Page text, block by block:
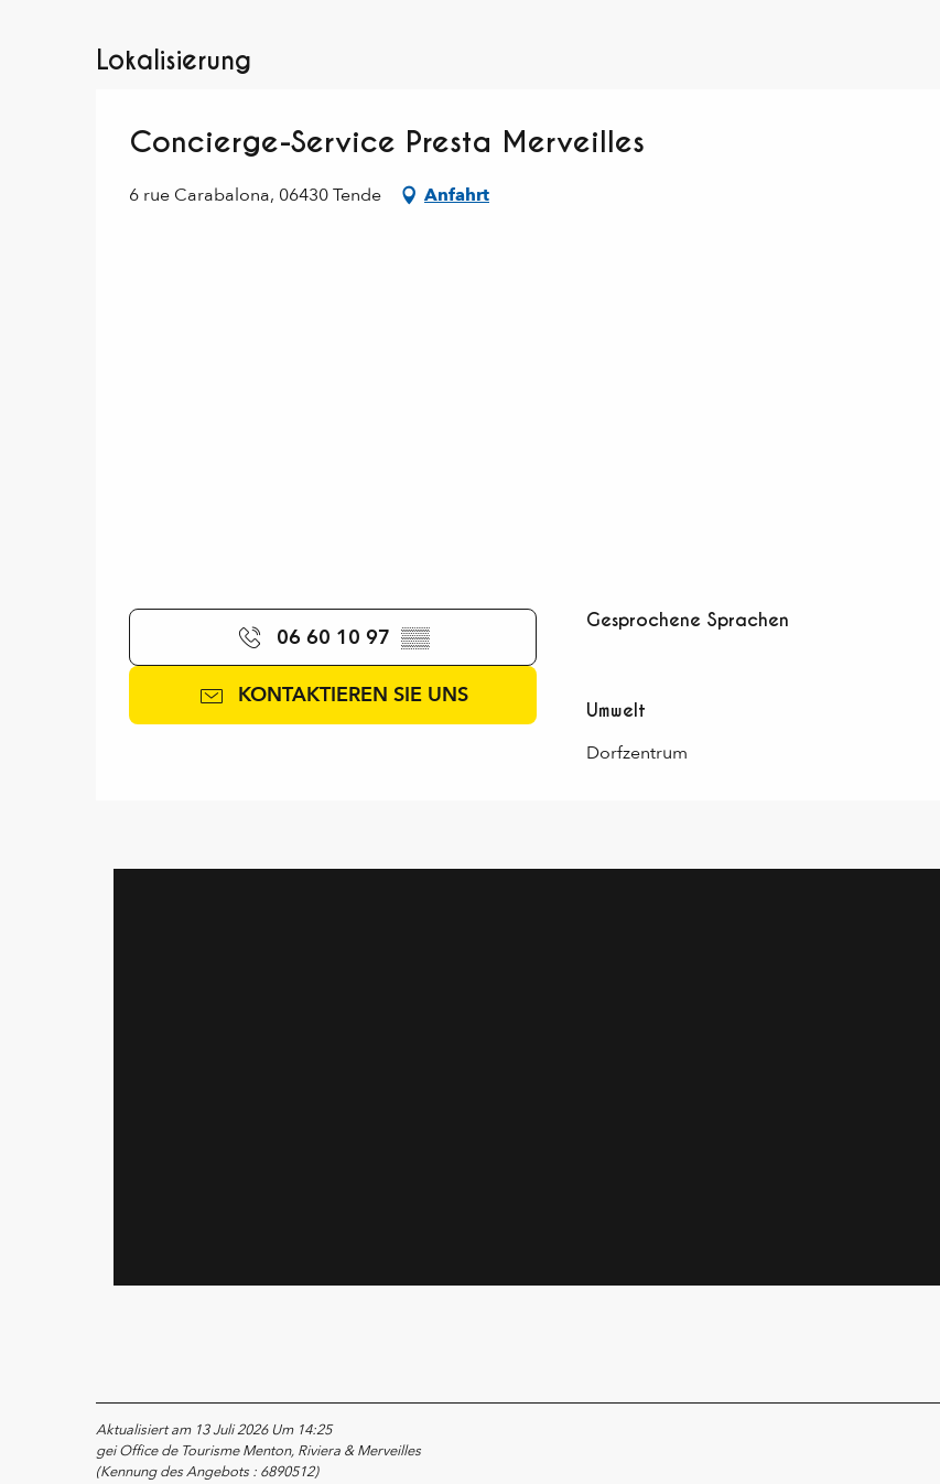
Lokalisierung
Concierge-Service Presta Merveilles
6 rue Carabalona, 06430 Tende Anfahrt
06 60 10 97 ▒▒
KONTAKTIEREN SIE UNS
Gesprochene Sprachen
Gesprochene Sprachen
Umwelt
Umwelt
Dorfzentrum
Aktualisiert am 13 Juli 2026 Um 14:25
gei Office de Tourisme Menton, Riviera & Merveilles
(Kennung des Angebots : 6890512)